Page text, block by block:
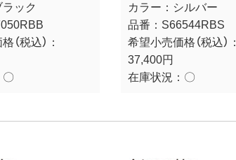
ラック
（税込）：
〇
カラー： シルバー
品番： S66544RBS
希望小売価格（税込）：
37,400円
在庫状況： 〇